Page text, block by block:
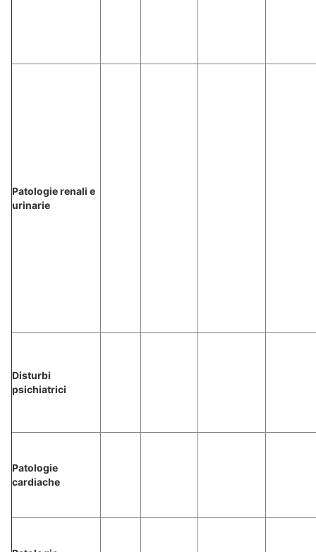
Patologie renali e
urinarie
Disturbi
psichiatrici
Patologie
cardiache